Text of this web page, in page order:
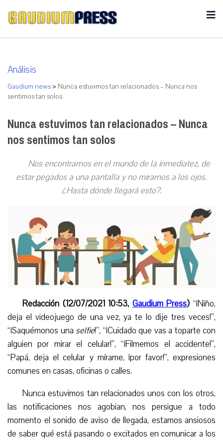
Análisis
Gaudium news > Nunca estuvimos tan relacionados – Nunca nos
sentimos tan solos
Nunca estuvimos tan relacionados – Nunca
nos sentimos tan solos
Nos encontramos en el mundo de la inmediatez, de
estar pegados a una pantalla y no mirarnos a los ojos.
¿Hasta dónde llegará esto?.
Redacción (12/07/2021 10:53, Gaudium Press) “¡Niño,
deja el videojuego de una vez, ya te lo dije tres veces!”,
“¡Saquémonos una selfie!”, “¡Cuidado que vas a toparte con
alguien por mirar el celular!”, “¡Filmemos el accidente!”,
“Papá, deja el celular y mírame, ¡por favor!”, expresiones
comunes en casas, oficinas o calles.
Nunca estuvimos tan relacionados unos con los otros,
las notificaciones nos agobian, nos persigue a todo
momento el sonido de aviso de llegada, estamos ansiosos
de saber qué está pasando o excitados en comunicar a los